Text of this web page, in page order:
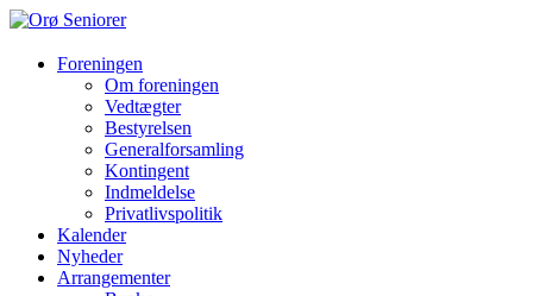
Orø
Seniorer
hyggeligste
hjælper
hinanden
Foreningen
Om foreningen
Vedtægter
Bestyrelsen
Generalforsamling
Kontingent
Indmeldelse
Privatlivspolitik
Kalender
Nyheder
Arrangementer